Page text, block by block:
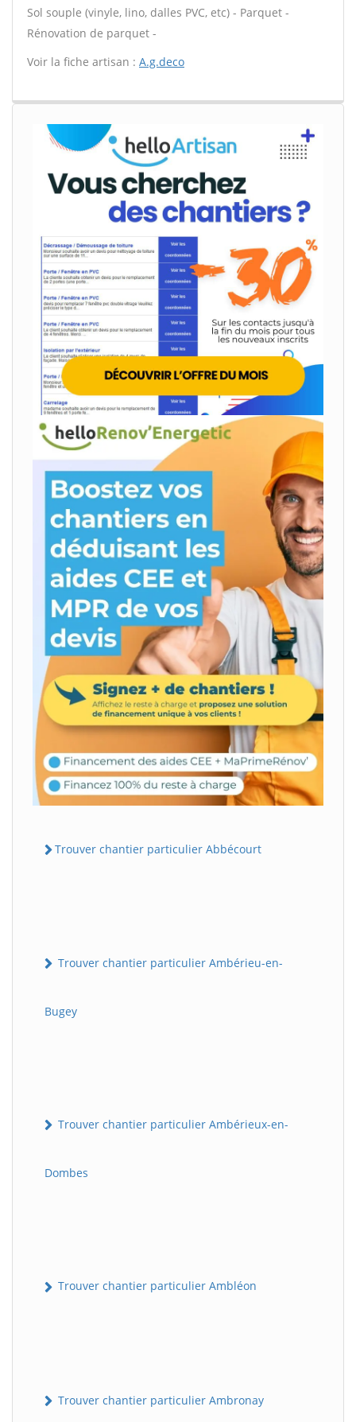
Sol souple (vinyle, lino, dalles PVC, etc) - Parquet -
Rénovation de parquet -
Voir la fiche artisan : A.g.deco
Trouver chantier particulier Abbécourt
Trouver chantier particulier Ambérieu-en-
Bugey
Trouver chantier particulier Ambérieux-en-
Dombes
Trouver chantier particulier Ambléon
Trouver chantier particulier Ambronay